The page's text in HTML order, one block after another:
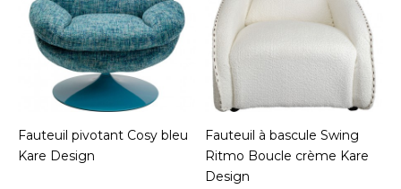
Fauteuil pivotant Cosy bleu
Kare Design
Fauteuil à bascule Swing
Ritmo Boucle crème Kare
Design